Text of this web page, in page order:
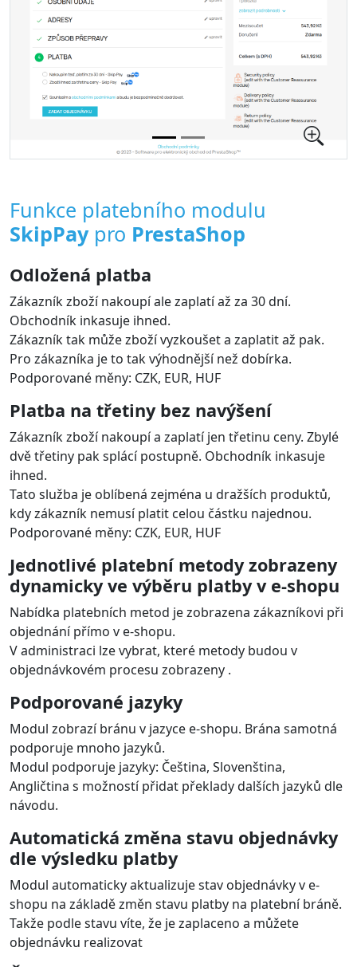
Funkce platebního modulu
SkipPayproPrestaShop
Odložená platba
Zákazník zboží nakoupí ale zaplatí až za 30 dní.
Zákazník tak může zboží vyzkoušet a zaplatit až pak.
Pro zákazníka je to tak výhodnější než dobírka.
Podporované měny: CZK, EUR, HUF
Platba na třetiny bez navýšení
Zákazník zboží nakoupí a zaplatí jen třetinu ceny. Zbylé